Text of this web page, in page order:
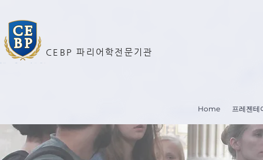
CEBP 파리어학전문기관
Home 프레젠테